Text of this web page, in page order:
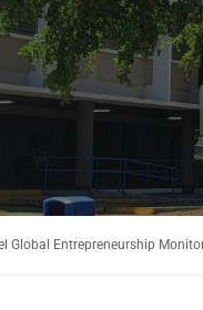
Global Entrepreneurship